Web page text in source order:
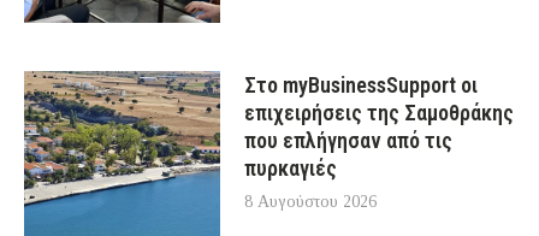
Στο myBusinessSupport οι
επιχειρήσεις της Σαμοθράκης
που επλήγησαν από τις
πυρκαγιές
8 Αυγούστου 2026